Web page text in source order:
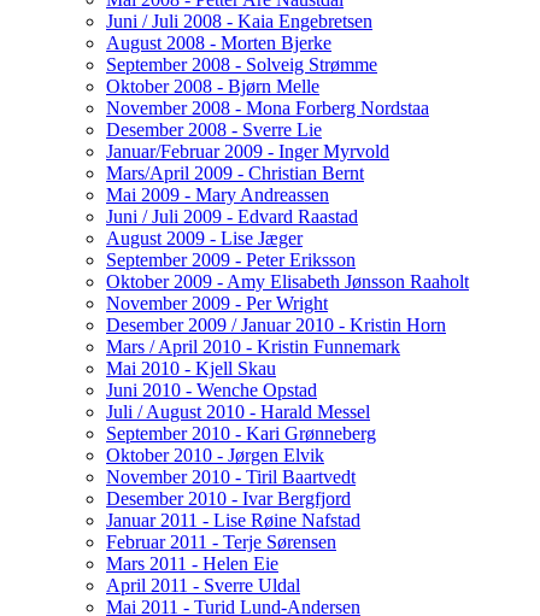
Juni / Juli 2008 - Kaia Engebretsen
August 2008 - Morten Bjerke
September 2008 - Solveig Strømme
Oktober 2008 - Bjørn Melle
November 2008 - Mona Forberg Nordstaa
Desember 2008 - Sverre Lie
Januar/Februar 2009 - Inger Myrvold
Mars/April 2009 - Christian Bernt
Mai 2009 - Mary Andreassen
Juni / Juli 2009 - Edvard Raastad
August 2009 - Lise Jæger
September 2009 - Peter Eriksson
Oktober 2009 - Amy Elisabeth Jønsson Raaholt
November 2009 - Per Wright
Desember 2009 / Januar 2010 - Kristin Horn
Mars / April 2010 - Kristin Funnemark
Mai 2010 - Kjell Skau
Juni 2010 - Wenche Opstad
Juli / August 2010 - Harald Messel
September 2010 - Kari Grønneberg
Oktober 2010 - Jørgen Elvik
November 2010 - Tiril Baartvedt
Desember 2010 - Ivar Bergfjord
Januar 2011 - Lise Røine Nafstad
Februar 2011 - Terje Sørensen
Mars 2011 - Helen Eie
April 2011 - Sverre Uldal
Mai 2011 - Turid Lund-Andersen